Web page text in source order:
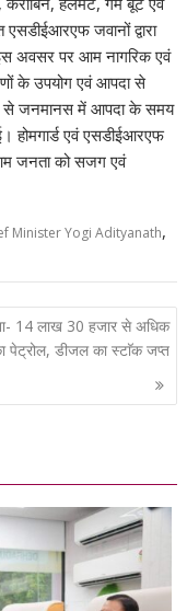
जवानों द्वारा
अवसर पर आम नागरिक एवं
के उपयोग एवं आपदा से
से जनमानस में आपदा के समय
होमगार्ड एवं एसडीईआरएफ
जनता को सजग एवं
Minister Yogi Adityanath,
14 लाख 30 हजार से अधिक
पेट्रोल, डीजल का स्टाॅक जप्त